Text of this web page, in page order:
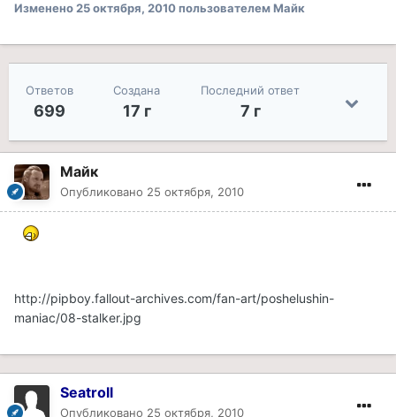
Изменено25 октября, 2010пользователем Майк
Ответов
699
Создана
17 г
Последний ответ
7 г
Майк
Опубликовано 25 октября, 2010
http://pipboy.fallout-archives.com/fan-art/poshelushin-
maniac/08-stalker.jpg
Seatroll
Опубликовано 25 октября, 2010